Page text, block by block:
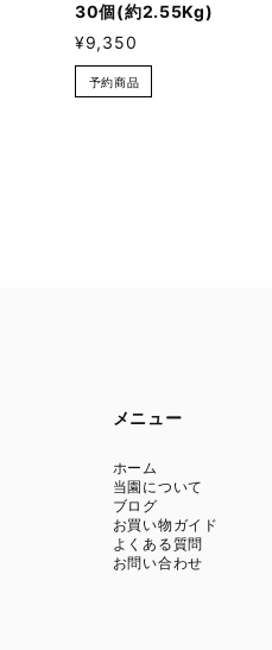
30個(約2.55Kg)
¥9,350
予約商品
メニュー
ホーム
当園について
ブログ
お買い物ガイド
よくある質問
お問い合わせ